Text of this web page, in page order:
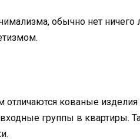
обычно нет ничего
отличаются кованые изделия
группы в квартиры.